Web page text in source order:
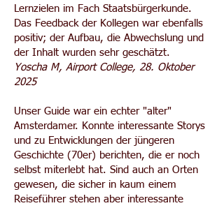
Lernzielen im Fach Staatsbürgerkunde.
Das Feedback der Kollegen war ebenfalls
positiv; der Aufbau, die Abwechslung und
der Inhalt wurden sehr geschätzt.
Yoscha M, Airport College, 28. Oktober
2025
Unser Guide war ein echter "alter"
Amsterdamer. Konnte interessante Storys
und zu Entwicklungen der jüngeren
Geschichte (70er) berichten, die er noch
selbst miterlebt hat. Sind auch an Orten
gewesen, die sicher in kaum einem
Reiseführer stehen aber interessante